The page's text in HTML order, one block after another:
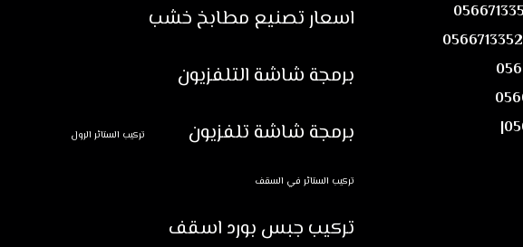
اسعار تصنيع مطابخ خشب
برمجة شاشة التلفزيون
برمجة شاشة تلفزيون
تركيب الستائر الرول
تركيب الستائر في السقف
تركيب جبس بورد اسقف